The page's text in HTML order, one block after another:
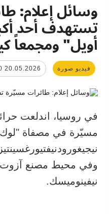
وسائل إعلام:
تستهدف أحد
أويل" ومجمعاً
فيديو صورة 20.05.2026 09:30
في روسيا، اندلعت
مسيّرة في مصفاة "لوك
وفي محيط مصنع آزوت
نيفينوميسك.